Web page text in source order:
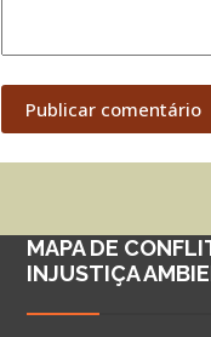
Publicar comentário
MAPA DE
INJUSTIÇA